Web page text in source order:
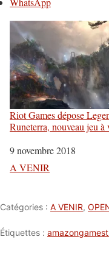
Riot Games dépose
Runeterra, nouveau jeu à
Date
9 novembre 2018
Par rapport à
A VENIR
Catégories : A VENIR,
Étiquettes :